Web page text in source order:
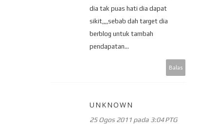
dia tak puas hati dia dapat
sikit,,,,sebab dah target dia
berblog untuk tambah
pendapatan...
Balas
UNKNOWN
25 Ogos 2011 pada 3:04 PTG